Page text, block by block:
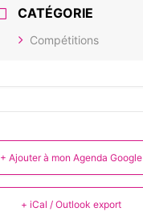
CATÉGORIE
Compétitions
+ Ajouter à mon Agenda Google
+ iCal / Outlook export